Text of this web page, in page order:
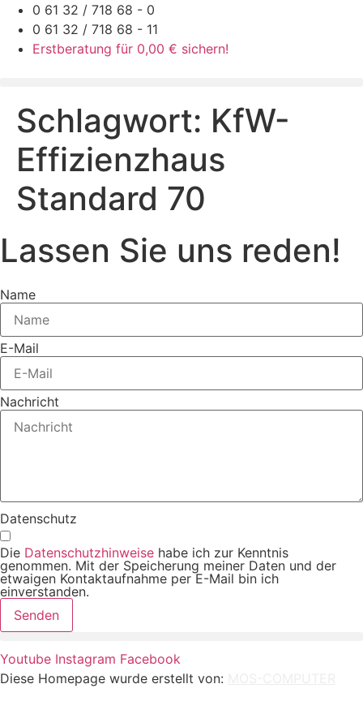
Zum
Inhalt
springen
0 61 32 / 718 68 - 0
0 61 32 / 718 68 - 11
Erstberatung für 0,00 € sichern!
Schlagwort: KfW-
Effizienzhaus
Standard 70
Lassen Sie uns reden!
Name
E-Mail
Nachricht
Datenschutz
Die Datenschutzhinweise habe ich zur Kenntnis
genommen. Mit der Speicherung meiner Daten und der
etwaigen Kontaktaufnahme per E-Mail bin ich
einverstanden.
Senden
Youtube Instagram Facebook
Diese Homepage wurde erstellt von: